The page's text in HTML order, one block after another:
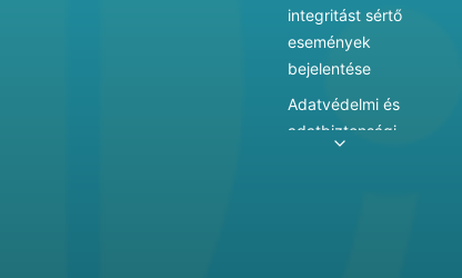
integritást sértő
események
bejelentése
Adatvédelmi és
adatbiztonsági